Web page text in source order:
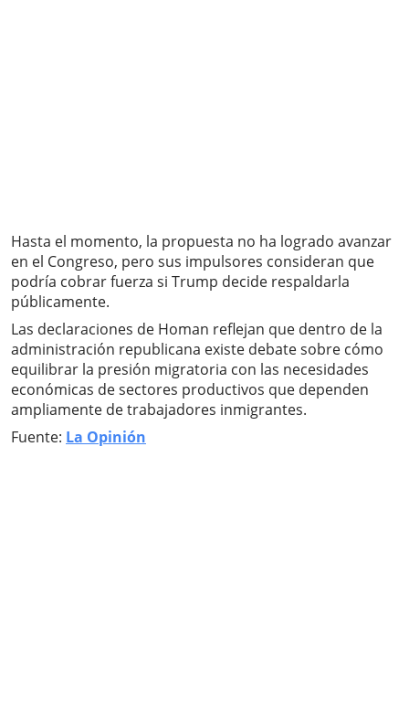
Hasta el momento, la propuesta no ha logrado avanzar
en el Congreso, pero sus impulsores consideran que
podría cobrar fuerza si Trump decide respaldarla
públicamente.
Las declaraciones de Homan reflejan que dentro de la
administración republicana existe debate sobre cómo
equilibrar la presión migratoria con las necesidades
económicas de sectores productivos que dependen
ampliamente de trabajadores inmigrantes.
Fuente: La Opinión